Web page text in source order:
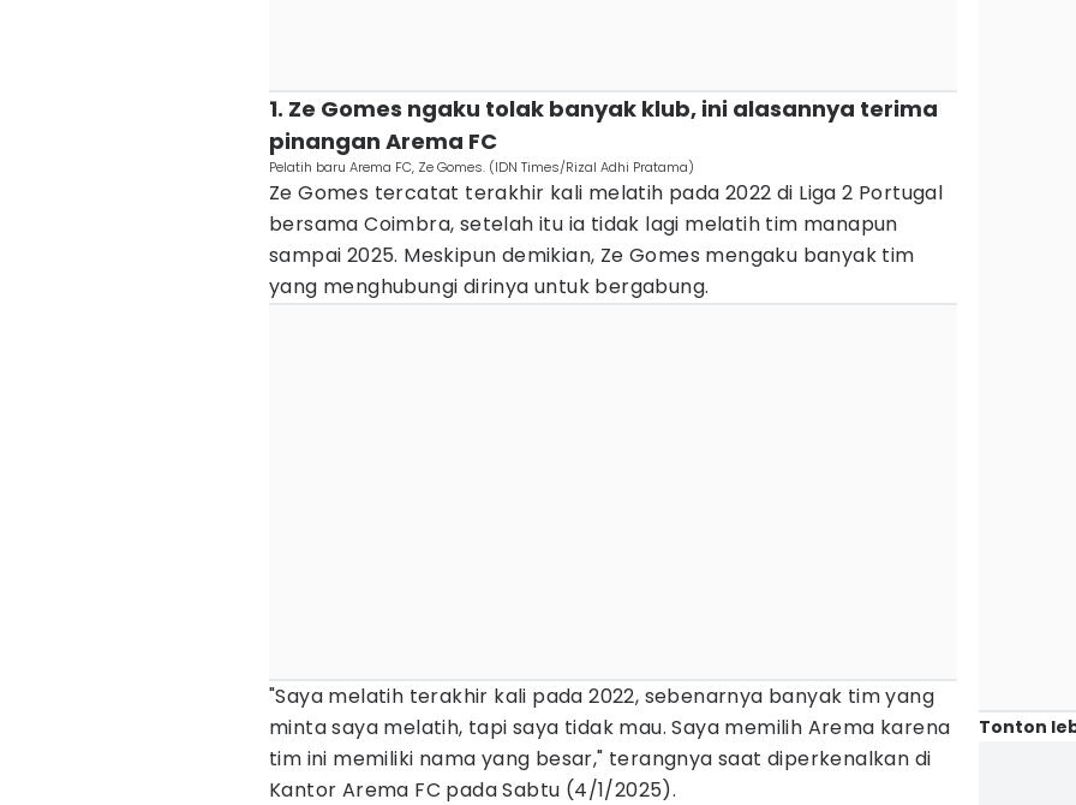
1. Ze Gomes ngaku tolak banyak klub, ini alasannya terima
pinangan Arema FC
Pelatih baru Arema FC, Ze Gomes. (IDN Times/Rizal Adhi Pratama)
Ze Gomes tercatat terakhir kali melatih pada 2022 di Liga 2 Portugal
bersama Coimbra, setelah itu ia tidak lagi melatih tim manapun
sampai 2025. Meskipun demikian, Ze Gomes mengaku banyak tim
yang menghubungi dirinya untuk bergabung.
"Saya melatih terakhir kali pada 2022, sebenarnya banyak tim yang
minta saya melatih, tapi saya tidak mau. Saya memilih Arema karena
tim ini memiliki nama yang besar," terangnya saat diperkenalkan di
Kantor Arema FC pada Sabtu (4/1/2025).
Tonton